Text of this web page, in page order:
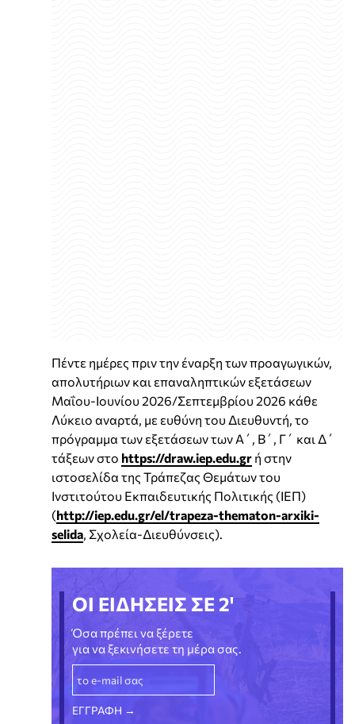
Πέντε ημέρες πριν την έναρξη των προαγωγικών,
απολυτήριων και επαναληπτικών εξετάσεων
Μαΐου-Ιουνίου 2026/Σεπτεμβρίου 2026 κάθε
Λύκειο αναρτά, με ευθύνη του Διευθυντή, το
πρόγραμμα των εξετάσεων των Α΄, Β΄, Γ΄ και Δ΄
τάξεων στο https://draw.iep.edu.gr ή στην
ιστοσελίδα της Τράπεζας Θεμάτων του
Ινστιτούτου Εκπαιδευτικής Πολιτικής (ΙΕΠ)
(http://iep.edu.gr/el/trapeza-thematon-arxiki-
selida, Σχολεία-Διευθύνσεις).
ΟΙ ΕΙΔΗΣΕΙΣ ΣΕ 2'
Όσα πρέπει να ξέρετε
για να ξεκινήσετε τη μέρα σας.